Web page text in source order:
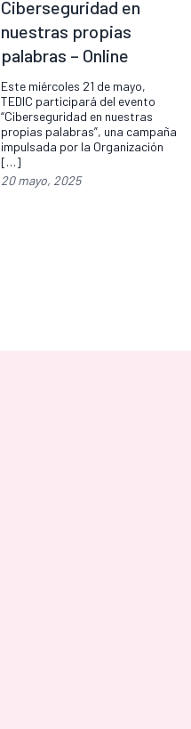
Ciberseguridad en
nuestras propias
palabras – Online
Este miércoles 21 de mayo,
TEDIC participará del evento
“Ciberseguridad en nuestras
propias palabras”, una campaña
impulsada por la Organización
[…]
20 mayo, 2025